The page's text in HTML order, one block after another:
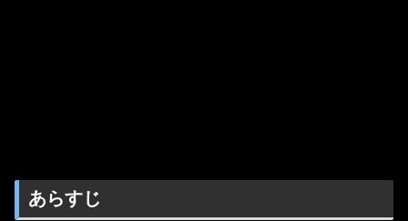
あらすじ